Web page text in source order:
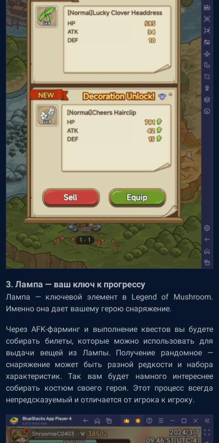
3. Лампа — ваш ключ к прогрессу
Лампа — ключевой элемент в Legend of Mushroom.
Именно она дает вашему герою снаряжение.
Через AFK-фарминг и выполнение квестов вы будете
собирать билеты, которые можно использовать для
выдачи вещей из Лампы. Получение рандомное —
снаряжение может быть разной редкости и набора
характеристик. Так вам будет намного интереснее
собирать костюм своего героя. Этот процесс всегда
непредсказуемый и отличается от игрока к игроку.